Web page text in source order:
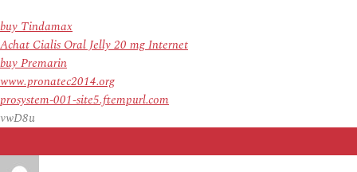
buy Tindamax
Achat Cialis Oral Jelly 20 mg Internet
buy Premarin
www.pronatec2014.org
prosystem-001-site5.ftempurl.com
vwD8u